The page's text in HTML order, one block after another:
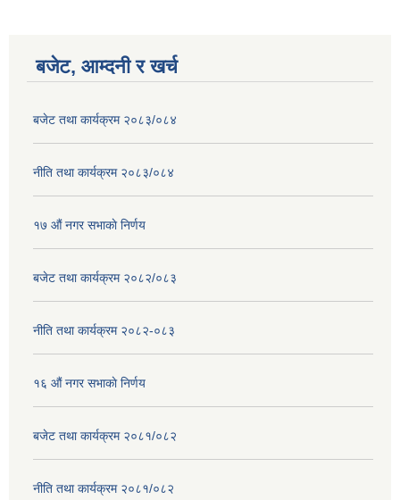
बजेट, आम्दनी र खर्च
बजेट तथा कार्यक्रम २०८३/०८४
नीति तथा कार्यक्रम २०८३/०८४
१७ ‌‍औं नगर सभाकाे निर्णय
बजेट तथा कार्यक्रम २०८२/०८३
नीति तथा कार्यक्रम २०८२-०८३
१६ ‌औं नगर सभाकाे निर्णय
बजेट तथा कार्यक्रम २०८१/०८२
नीति तथा कार्यक्रम २०८१/०८२